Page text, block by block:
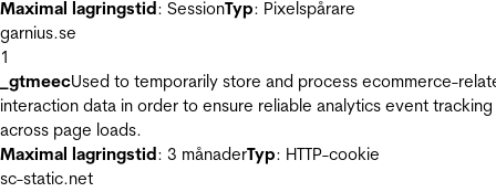
Maximal lagringstid: SessionTyp: Pixelspårare
garnius.se
1
_gtmeecUsed to temporarily store and process ecommerce-
interaction data in order to ensure reliable analytics event tracking
across page loads.
Maximal lagringstid: 3 månaderTyp: HTTP-cookie
sc-static.net